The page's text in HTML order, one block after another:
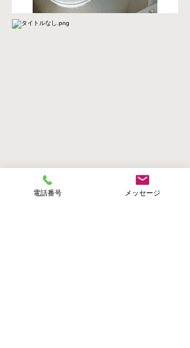
電話番号 メッセージ